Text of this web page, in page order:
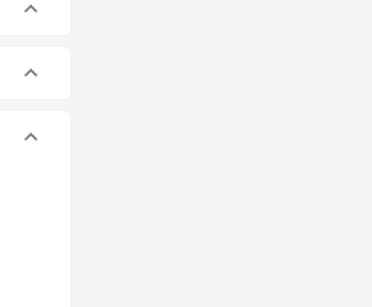
keyboard_arrow_down
keyboard_arrow_down
keyboard_arrow_down